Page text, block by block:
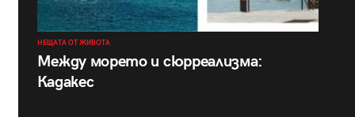
НЕЩАТА ОТ ЖИВОТА
Между морето и сюрреализма:
Кадакес